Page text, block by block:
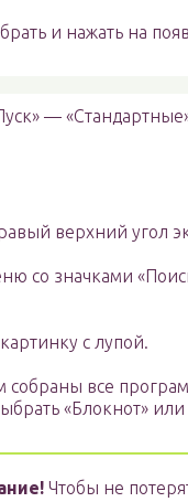
и нажать на
—
верхний угол
со значками
с лупой.
собраны все
«Блокнот» или
Чтобы не